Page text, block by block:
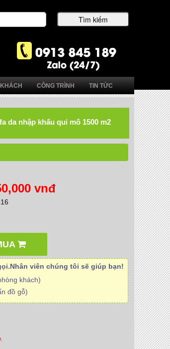
CÔNG TRÌNH TIN TỨC
da nhập khẩu qui mô 1500 m2
vnđ
viên chúng tôi sẽ giúp bạn!
khách)
đồ gỗ)